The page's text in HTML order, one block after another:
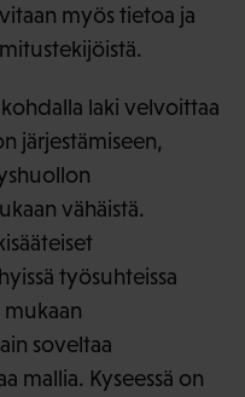
myös tietoa ja
laki velvoittaa
järjestämiseen,
vähäistä.
työsuhteissa
soveltaa
mallia. Kyseessä on